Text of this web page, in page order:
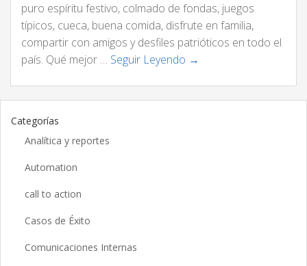
puro espíritu festivo, colmado de fondas, juegos
típicos, cueca, buena comida, disfrute en familia,
compartir con amigos y desfiles patrióticos en todo el
país. Qué mejor … Seguir Leyendo →
Categorías
Analítica y reportes
Automation
call to action
Casos de Éxito
Comunicaciones Internas